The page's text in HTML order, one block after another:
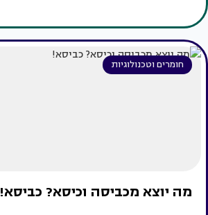
חומרים וטכנולוגיות
מה יוצא מכביסה וכיסא? כביסא!